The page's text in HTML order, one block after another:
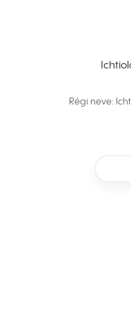
Régi neve: